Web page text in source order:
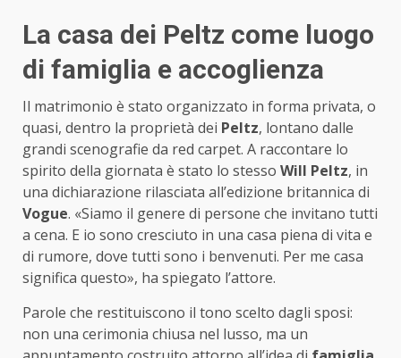
La casa dei Peltz come luogo
di famiglia e accoglienza
Il matrimonio è stato organizzato in forma privata, o
quasi, dentro la proprietà dei Peltz, lontano dalle
grandi scenografie da red carpet. A raccontare lo
spirito della giornata è stato lo stesso Will Peltz, in
una dichiarazione rilasciata all’edizione britannica di
Vogue. «Siamo il genere di persone che invitano tutti
a cena. E io sono cresciuto in una casa piena di vita e
di rumore, dove tutti sono i benvenuti. Per me casa
significa questo», ha spiegato l’attore.
Parole che restituiscono il tono scelto dagli sposi:
non una cerimonia chiusa nel lusso, ma un